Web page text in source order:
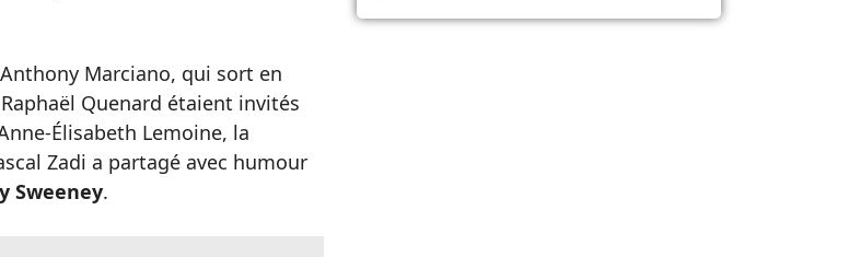
Marciano, qui sort en
Quenard étaient invités
Élisabeth Lemoine, la
Zadi a partagé avec humour
Sweeney.